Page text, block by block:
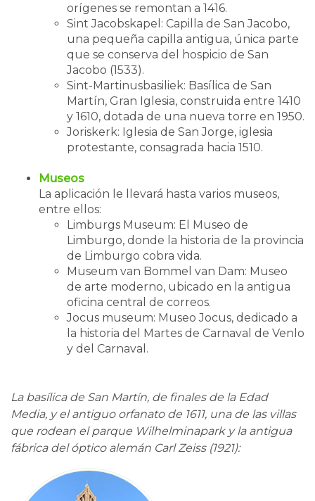
orígenes se remontan a 1416.
Sint Jacobskapel: Capilla de San Jacobo,
una pequeña capilla antigua, única parte
que se conserva del hospicio de San
Jacobo (1533).
Sint-Martinusbasiliek: Basílica de San
Martín, Gran Iglesia, construida entre 1410
y 1610, dotada de una nueva torre en 1950.
Joriskerk: Iglesia de San Jorge, iglesia
protestante, consagrada hacia 1510.
Museos
La aplicación le llevará hasta varios museos,
entre ellos:
Limburgs Museum: El Museo de
Limburgo, donde la historia de la provincia
de Limburgo cobra vida.
Museum van Bommel van Dam: Museo
de arte moderno, ubicado en la antigua
oficina central de correos.
Jocus museum: Museo Jocus, dedicado a
la historia del Martes de Carnaval de Venlo
y del Carnaval.
La basílica de San Martín, de finales de la Edad
Media, y el antiguo orfanato de 1611, una de las villas
que rodean el parque Wilhelminapark y la antigua
fábrica del óptico alemán Carl Zeiss (1921):